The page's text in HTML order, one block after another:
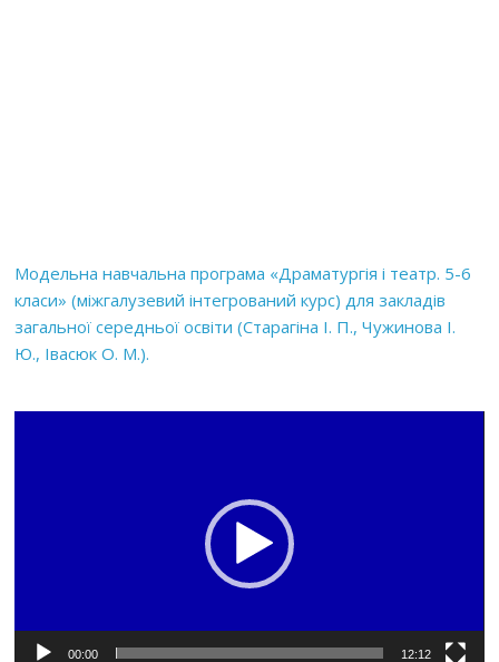
Модельна навчальна програма «Драматургія і театр. 5-6
класи» (міжгалузевий інтегрований курс) для закладів
загальної середньої освіти (Старагіна І. П., Чужинова І.
Ю., Івасюк О. М.).
00:00 12:12